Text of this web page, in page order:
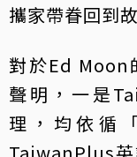
攜家帶眷回到
對於Ed
聲明，一是
理，均依循